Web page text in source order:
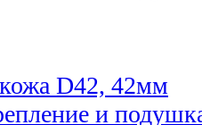
D42, 42мм
и